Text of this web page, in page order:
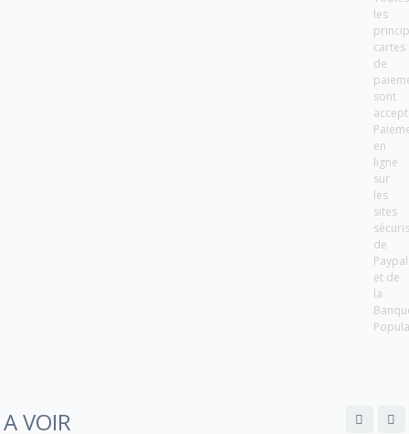
les
cartes
de
sont
en
ligne
sur
les
sites
de
Paypal
et de
la
A VOIR